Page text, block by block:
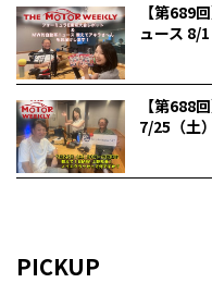
【第689
ュース 8/
【第688
7/25（土
PICKUP